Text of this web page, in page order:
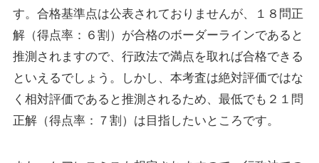
す。合格基準点は公表されておりませんが、１８問正
解（得点率：６割）が合格のボーダーラインであると
推測されますので、行政法で満点を取れば合格できる
といえるでしょう。しかし、本考査は絶対評価ではな
く相対評価であると推測されるため、最低でも２１問
正解（得点率：７割）は目指したいところです。